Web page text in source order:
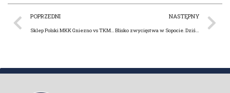
POPRZEDNI
Sklep Polski MKK Gniezno vs TKM Włocławek 102:78. W sobotę o 14.00 mierzymy się z Tarnovią Tarnovo Podgórne
NASTĘPNY
Blisko zwycięstwa w Sopocie. Dziś o 14.00 w Hali Mistrzów mierzymy się z MKK Zgierz